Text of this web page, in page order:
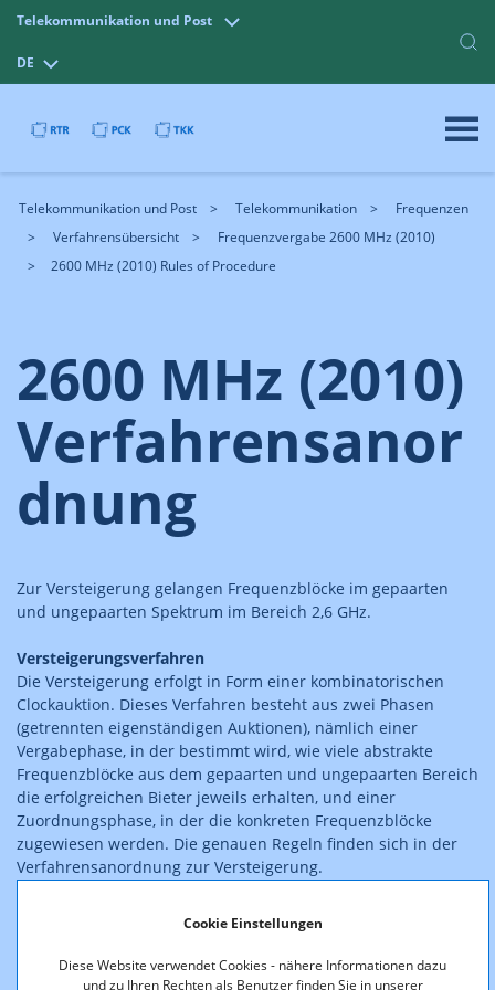
Cookie Einstellungen
Diese Website verwendet Cookies - nähere Informationen dazu
und zu Ihren Rechten als Benutzer finden Sie in unserer
Telekommunikation und Post
DE
Telekommunikation und Post Telekommunikation
Frequenzen
Verfahrensübersicht
Frequenzvergabe 2600 MHz (2010)
2600 MHz (2010) Rules of Procedure
2600 MHz (2010)
Verfahrensanor
dnung
Zur Versteigerung gelangen Frequenzblöcke im gepaarten
und ungepaarten Spektrum im Bereich 2,6 GHz.
Versteigerungsverfahren
Die Versteigerung erfolgt in Form einer kombinatorischen
Clockauktion. Dieses Verfahren besteht aus zwei Phasen
(getrennten eigenständigen Auktionen), nämlich einer
Vergabephase, in der bestimmt wird, wie viele abstrakte
Frequenzblöcke aus dem gepaarten und ungepaarten Bereich
die erfolgreichen Bieter jeweils erhalten, und einer
Zuordnungsphase, in der die konkreten Frequenzblöcke
zugewiesen werden. Die genauen Regeln finden sich in der
Verfahrensanordnung zur Versteigerung.
Nach Ablauf der Antragsfrist erhält jeder Antragsteller von
der Regulierungsbehörde den Zugang zu einem Simulations-
Tool zur Verifizierung der Gewinner- und Preisermittlung. An